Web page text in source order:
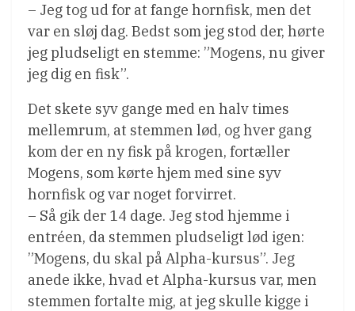
– Jeg tog ud for at fange hornfisk, men det
var en sløj dag. Bedst som jeg stod der, hørte
jeg pludseligt en stemme: ”Mogens, nu giver
jeg dig en fisk”.
Det skete syv gange med en halv times
mellemrum, at stemmen lød, og hver gang
kom der en ny fisk på krogen, fortæller
Mogens, som kørte hjem med sine syv
hornfisk og var noget forvirret.
– Så gik der 14 dage. Jeg stod hjemme i
entréen, da stemmen pludseligt lød igen:
”Mogens, du skal på Alpha-kursus”. Jeg
anede ikke, hvad et Alpha-kursus var, men
stemmen fortalte mig, at jeg skulle kigge i